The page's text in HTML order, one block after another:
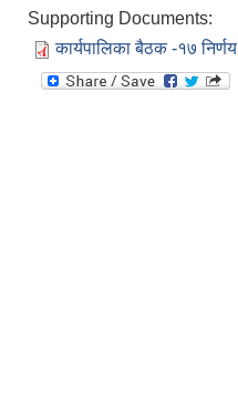
Supporting Documents:
कार्यपालिका बैठक -१७ निर्णय